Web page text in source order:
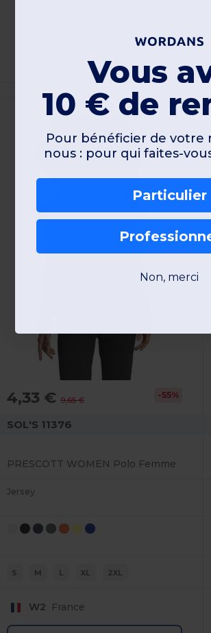
4,33 € 9,65 € -55%
SOL'S 11376
PRESCOTT WOMEN Polo Femme
Jersey
S M L XL 2XL
W2 France
Vous
10 € de
Pour bénéficier de votre
nous : pour qui faites-
Particulier
Non, merci